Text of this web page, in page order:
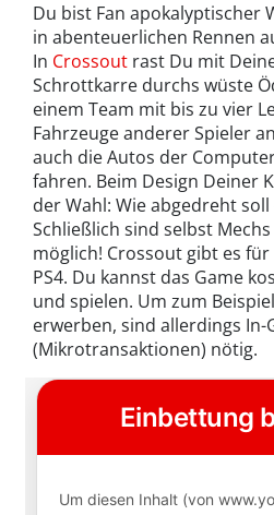
Du bist Fan apokalyptischer
in abenteuerlichen Rennen
In Crossout rast Du mit
Schrottkarre durchs wüste
einem Team mit bis zu vier
Fahrzeuge anderer Spieler
auch die Autos der
fahren. Beim Design Deiner
der Wahl: Wie abgedreht soll
Schließlich sind selbst
möglich! Crossout gibt es für
PS4. Du kannst das Game
und spielen. Um zum
erwerben, sind allerdings In-
(Mikrotransaktionen) nötig.